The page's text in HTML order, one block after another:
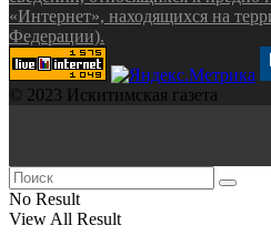
«Интернет», находящихся на
Федерации).
© 2023 Искитимская газета
No Result
View All Result